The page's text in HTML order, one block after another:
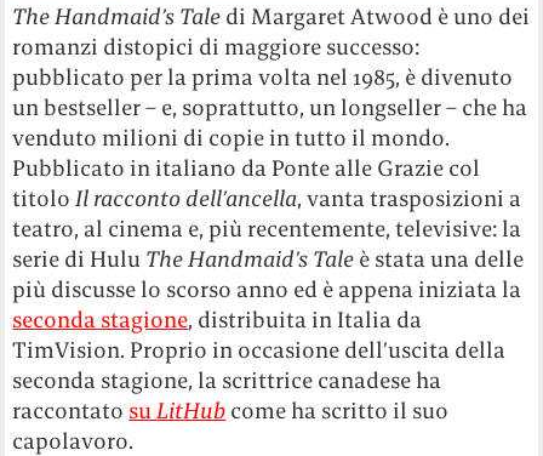
The Handmaid’s Tale di Margaret Atwood è uno dei
romanzi distopici di maggiore successo:
pubblicato per la prima volta nel 1985, è divenuto
un bestseller – e, soprattutto, un longseller – che ha
venduto milioni di copie in tutto il mondo.
Pubblicato in italiano da Ponte alle Grazie col
titoloIl racconto dell’ancella, vanta trasposizioni a
teatro, al cinema e, più recentemente, televisive: la
serie di Hulu The Handmaid’s Tale è stata una delle
più discusse lo scorso anno ed è appena iniziata la
seconda stagione, distribuita in Italia da
TimVision. Proprio in occasione dell’uscita della
seconda stagione, la scrittrice canadese ha
raccontato suLitHub come ha scritto il suo
capolavoro.